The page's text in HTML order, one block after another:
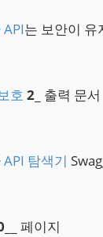
API는 보안이 유
호 2 _ 출력 문서
API 탐색기
__ 페이지